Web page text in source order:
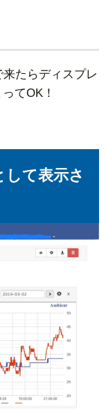
たらディスプレ
てOK！
て表示さ